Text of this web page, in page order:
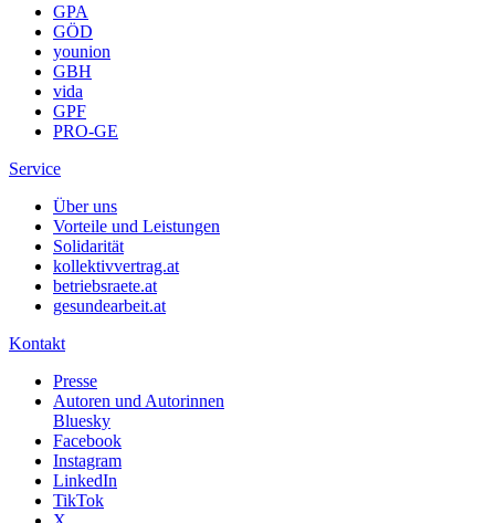
GPA
GÖD
younion
GBH
vida
GPF
PRO-GE
Service
Über uns
Vorteile und Leistungen
Solidarität
kollektivvertrag.at
betriebsraete.at
gesundearbeit.at
Kontakt
Presse
Autoren und Autorinnen
Bluesky
Facebook
Instagram
LinkedIn
TikTok